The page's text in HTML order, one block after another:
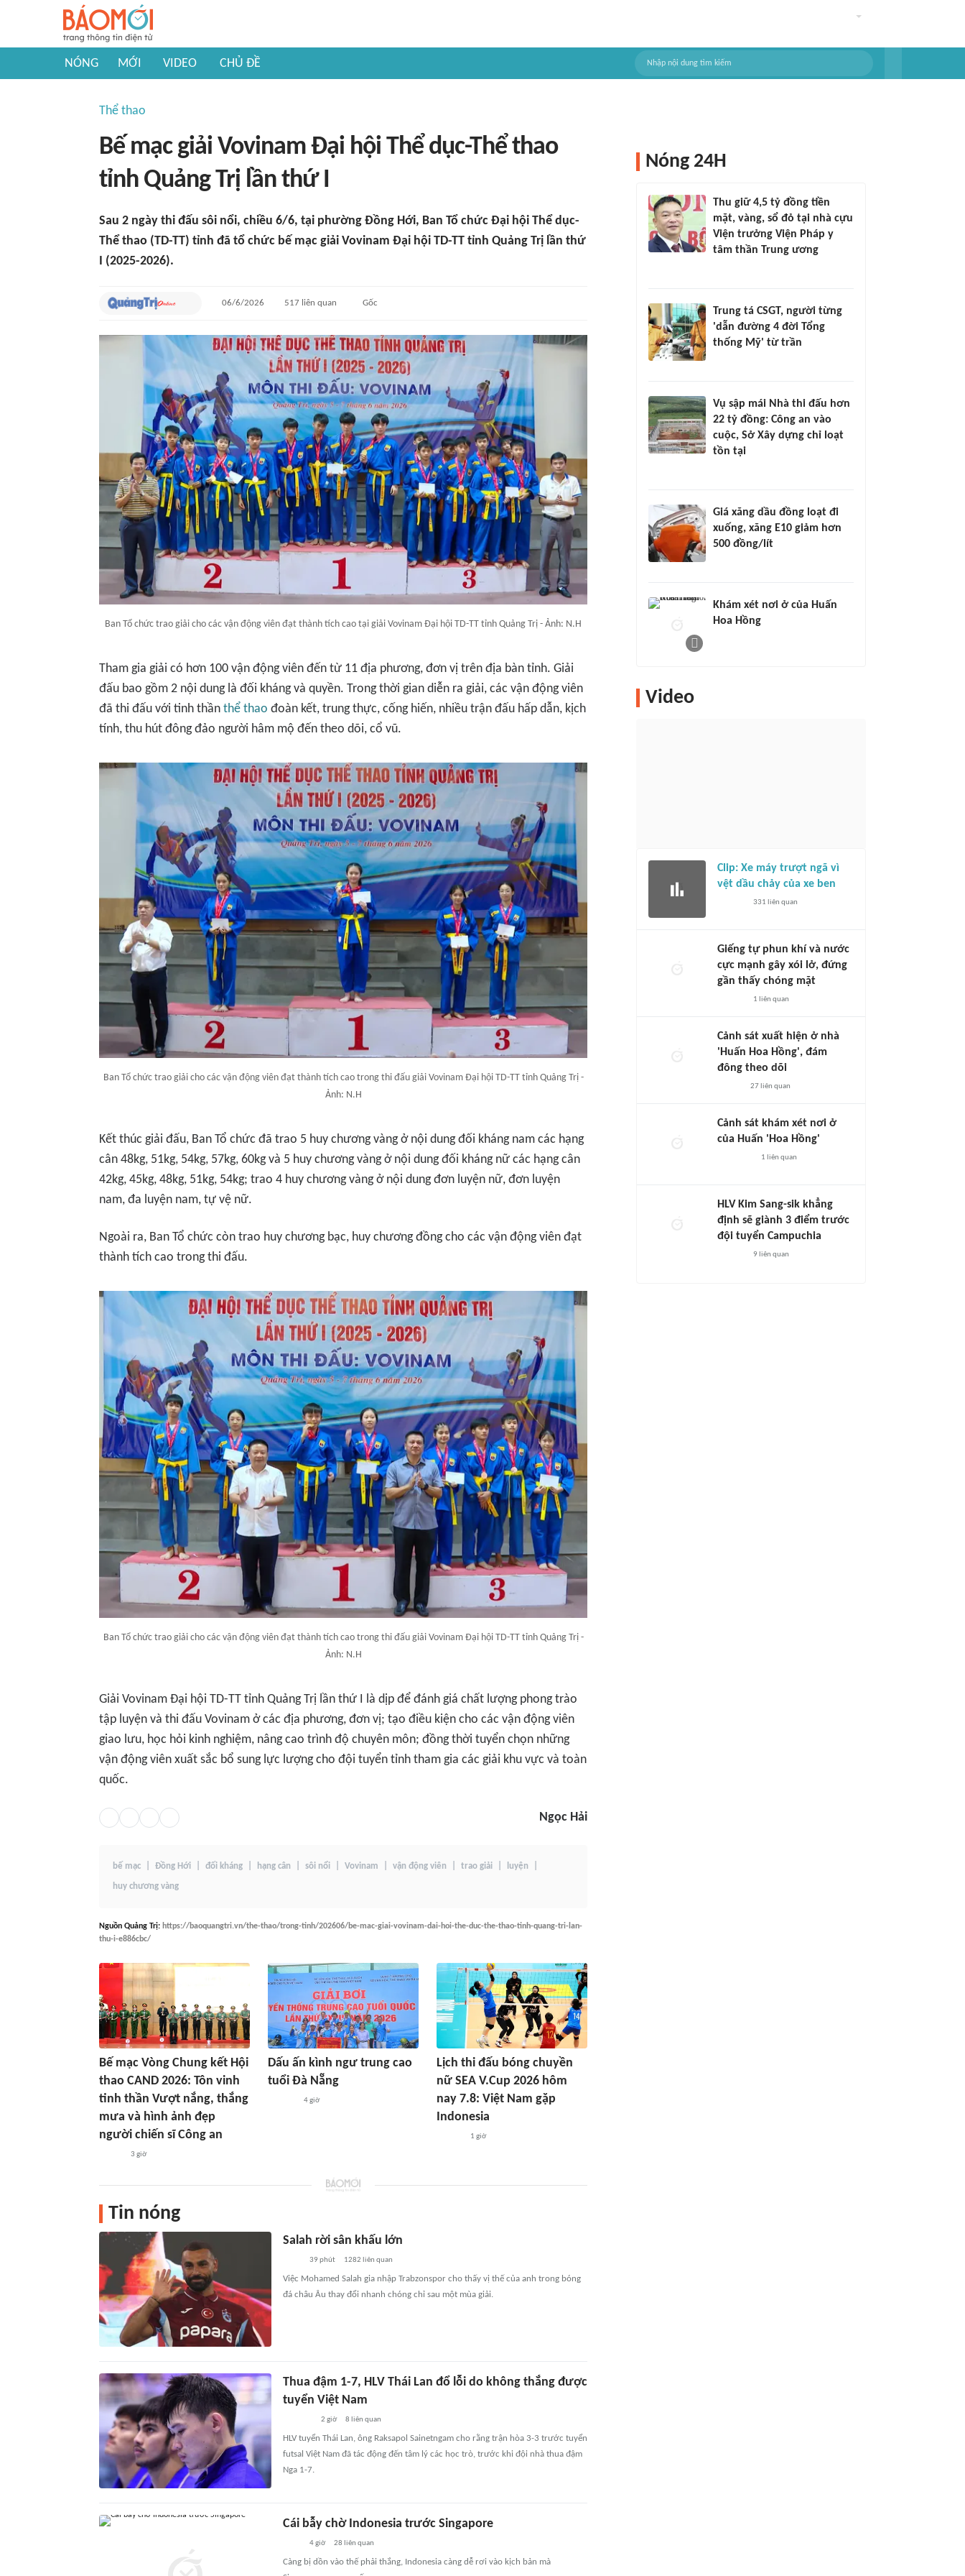
NÓNG MỚI VIDEO CHỦ ĐỀ
Thể thao
Bế mạc giải Vovinam Đại hội Thể dục-Thể thao
tỉnh Quảng Trị lần thứ I
Sau 2 ngày thi đấu sôi nổi, chiều 6/6, tại phường Đồng Hới, Ban Tổ chức Đại hội Thể dục-
Thể thao (TD-TT) tỉnh đã tổ chức bế mạc giải Vovinam Đại hội TD-TT tỉnh Quảng Trị lần thứ
I (2025-2026).
06/6/2026 517 liên quan Gốc
Ban Tổ chức trao giải cho các vận động viên đạt thành tích cao tại giải Vovinam Đại hội TD-TT tỉnh Quảng Trị - Ảnh: N.H
Tham gia giải có hơn 100 vận động viên đến từ 11 địa phương, đơn vị trên địa bàn tỉnh. Giải
đấu bao gồm 2 nội dung là đối kháng và quyền. Trong thời gian diễn ra giải, các vận động viên
đã thi đấu với tinh thần thể thao đoàn kết, trung thực, cống hiến, nhiều trận đấu hấp dẫn, kịch
tính, thu hút đông đảo người hâm mộ đến theo dõi, cổ vũ.
Ban Tổ chức trao giải cho các vận động viên đạt thành tích cao trong thi đấu giải Vovinam Đại hội TD-TT tỉnh Quảng Trị -
Ảnh: N.H
Kết thúc giải đấu, Ban Tổ chức đã trao 5 huy chương vàng ở nội dung đối kháng nam các hạng
cân 48kg, 51kg, 54kg, 57kg, 60kg và 5 huy chương vàng ở nội dung đối kháng nữ các hạng cân
42kg, 45kg, 48kg, 51kg, 54kg; trao 4 huy chương vàng ở nội dung đơn luyện nữ, đơn luyện
nam, đa luyện nam, tự vệ nữ.
Ngoài ra, Ban Tổ chức còn trao huy chương bạc, huy chương đồng cho các vận động viên đạt
thành tích cao trong thi đấu.
Ban Tổ chức trao giải cho các vận động viên đạt thành tích cao trong thi đấu giải Vovinam Đại hội TD-TT tỉnh Quảng Trị -
Ảnh: N.H
Giải Vovinam Đại hội TD-TT tỉnh Quảng Trị lần thứ I là dịp để đánh giá chất lượng phong trào
tập luyện và thi đấu Vovinam ở các địa phương, đơn vị; tạo điều kiện cho các vận động viên
giao lưu, học hỏi kinh nghiệm, nâng cao trình độ chuyên môn; đồng thời tuyển chọn những
vận động viên xuất sắc bổ sung lực lượng cho đội tuyển tỉnh tham gia các giải khu vực và toàn
quốc.
Ngọc Hải
bế mạc Đồng Hới đối kháng hạng cân sôi nổi Vovinam vận động viên trao giải luyện
huy chương vàng
Nguồn Quảng Trị: https://baoquangtri.vn/the-thao/trong-tinh/202606/be-mac-giai-vovinam-dai-hoi-the-duc-the-thao-tinh-quang-tri-lan-
thu-i-e886cbc/
Bế mạc Vòng Chung kết Hội
thao CAND 2026: Tôn vinh
tinh thần Vượt nắng, thắng
mưa và hình ảnh đẹp
người chiến sĩ Công an
3 giờ
Dấu ấn kình ngư trung cao
tuổi Đà Nẵng
4 giờ
Lịch thi đấu bóng chuyền
nữ SEA V.Cup 2026 hôm
nay 7.8: Việt Nam gặp
Indonesia
1 giờ
Tin nóng
Salah rời sân khấu lớn
39 phút 1282 liên quan
Việc Mohamed Salah gia nhập Trabzonspor cho thấy vị thế của anh trong bóng
đá châu Âu thay đổi nhanh chóng chỉ sau một mùa giải.
Thua đậm 1-7, HLV Thái Lan đổ lỗi do không thắng được
tuyển Việt Nam
2 giờ 8 liên quan
HLV tuyển Thái Lan, ông Raksapol Sainetngam cho rằng trận hòa 3-3 trước tuyển
futsal Việt Nam đã tác động đến tâm lý các học trò, trước khi đội nhà thua đậm
Nga 1-7.
Cái bẫy chờ Indonesia trước Singapore
4 giờ 28 liên quan
Càng bị dồn vào thế phải thắng, Indonesia càng dễ rơi vào kịch bản mà
Nóng 24H
Thu giữ 4,5 tỷ đồng tiền
mặt, vàng, sổ đỏ tại nhà cựu
Viện trưởng Viện Pháp y
tâm thần Trung ương
Trung tá CSGT, người từng
'dẫn đường 4 đời Tổng
thống Mỹ' từ trần
Vụ sập mái Nhà thi đấu hơn
22 tỷ đồng: Công an vào
cuộc, Sở Xây dựng chỉ loạt
tồn tại
Giá xăng dầu đồng loạt đi
xuống, xăng E10 giảm hơn
500 đồng/lít
Khám xét nơi ở của Huấn
Hoa Hồng
Video
Clip: Xe máy trượt ngã vì
vệt dầu chảy của xe ben
331 liên quan
Giếng tự phun khí và nước
cực mạnh gây xói lở, đứng
gần thấy chóng mặt
1 liên quan
Cảnh sát xuất hiện ở nhà
'Huấn Hoa Hồng', đám
đông theo dõi
27liên quan
Cảnh sát khám xét nơi ở
của Huấn 'Hoa Hồng'
1 liên quan
HLV Kim Sang-sik khẳng
định sẽ giành 3 điểm trước
đội tuyển Campuchia
9 liên quan